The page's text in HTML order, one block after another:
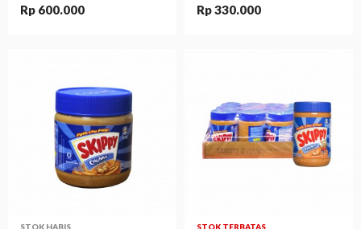
Rp 600.000 Rp 330.000
STOK HABIS STOK TERBATAS